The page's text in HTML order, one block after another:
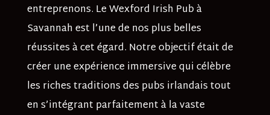
entreprenons. Le Wexford Irish Pub à
Savannah est l’une de nos plus belles
réussites à cet égard. Notre objectif était de
créer une expérience immersive qui célèbre
les riches traditions des pubs irlandais tout
en s’intégrant parfaitement à la vaste